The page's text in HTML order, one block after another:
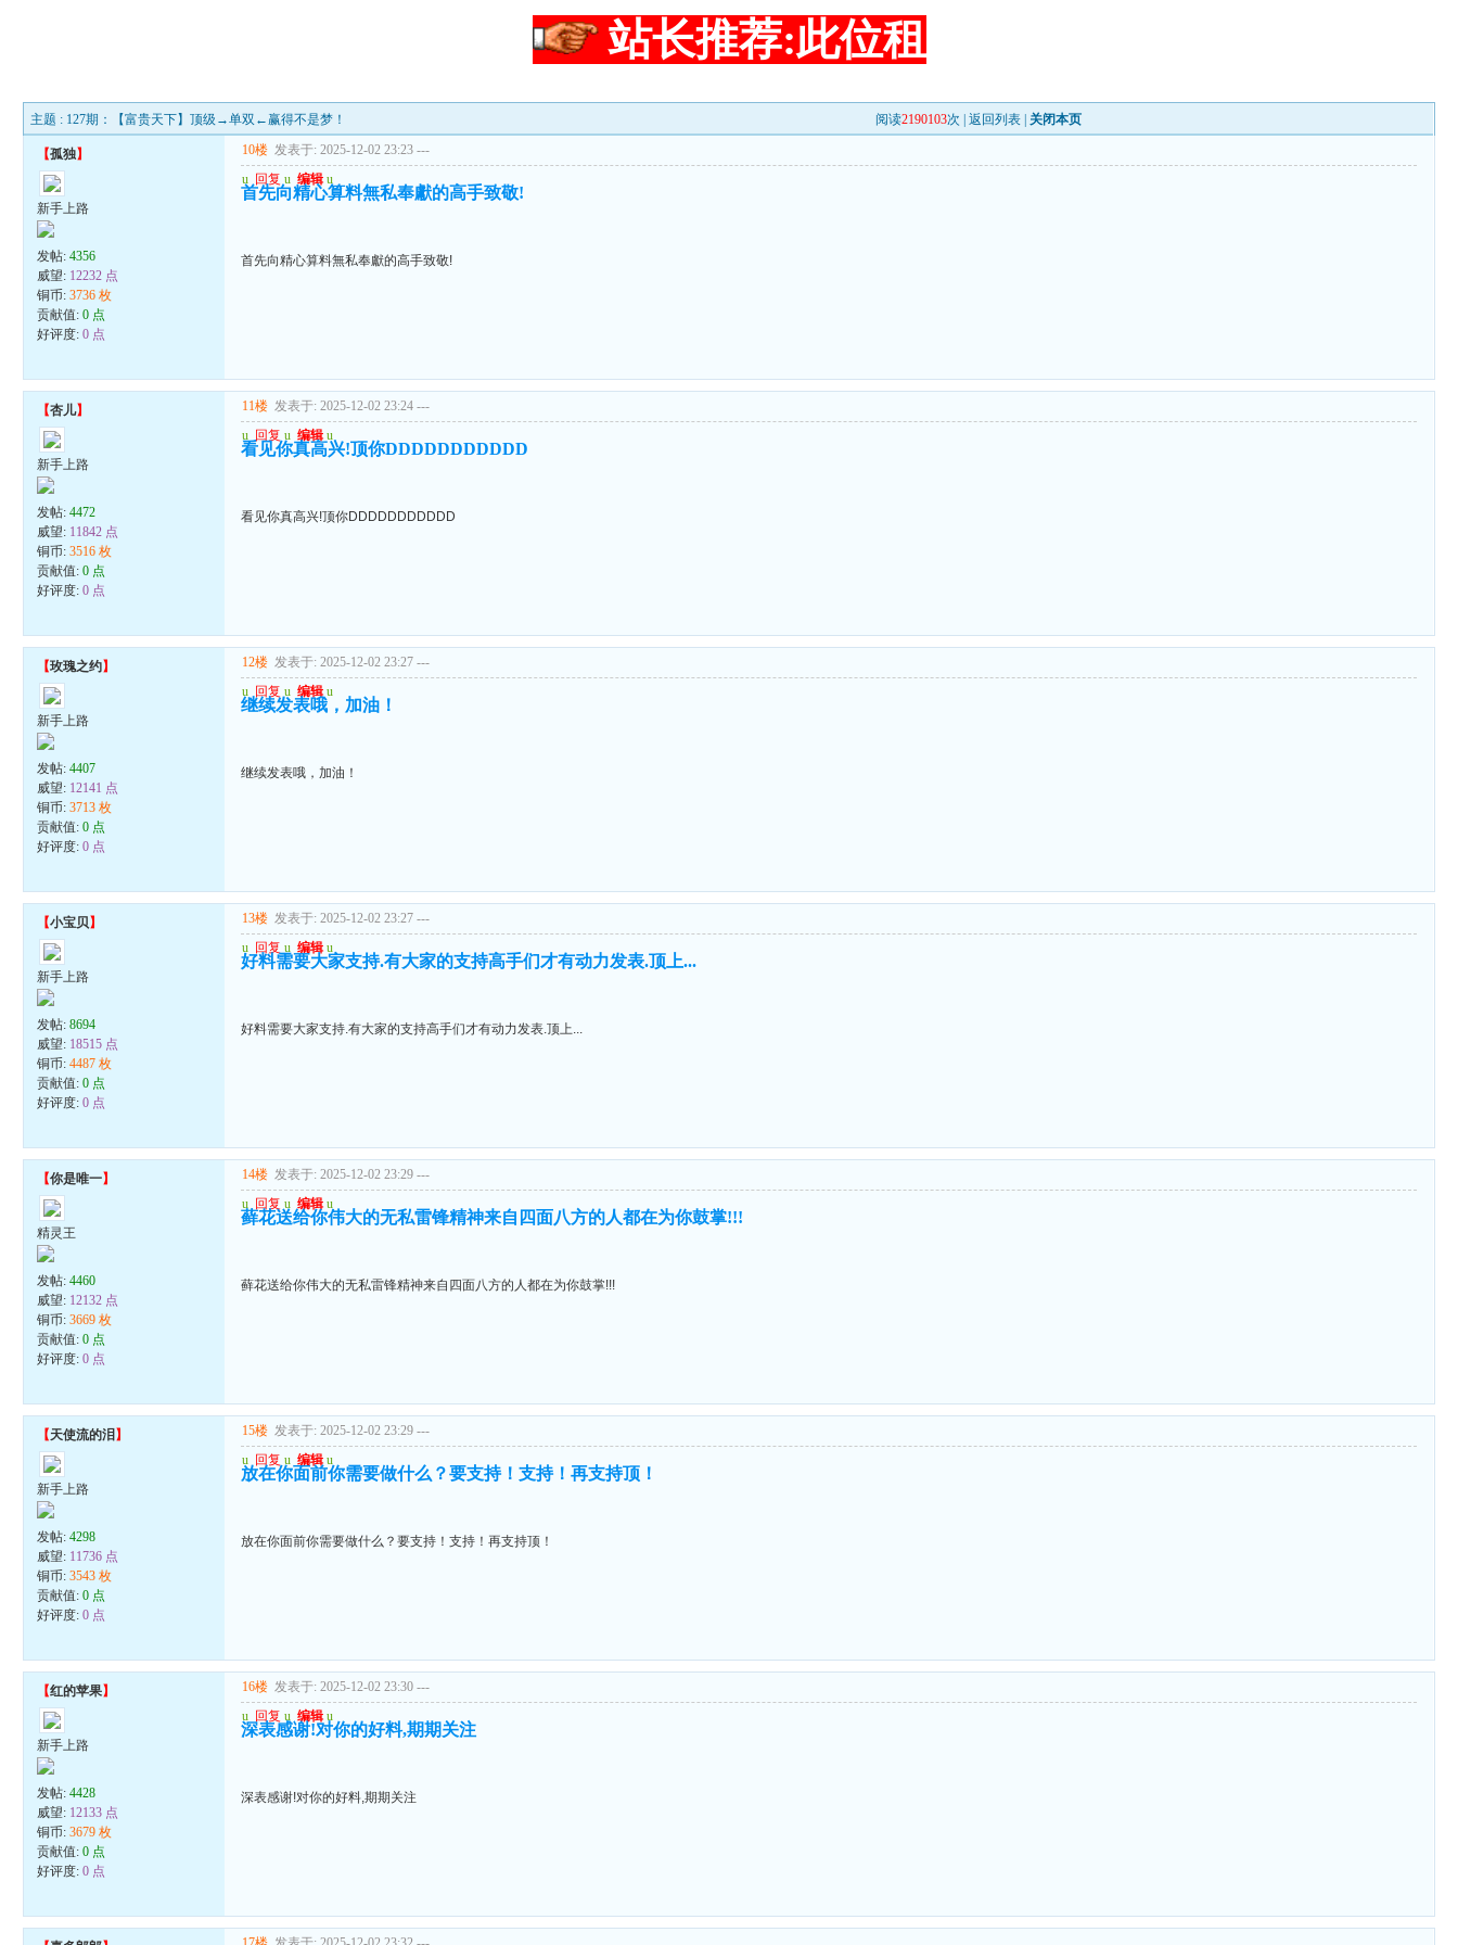
站长推荐:此位租
主题 : 127期：【富贵天下】顶级→单双←赢得不是梦！ 阅读2190103次 |返回列表 关闭本页
【孤独】
新手上路
发帖:4356
威望: 12232 点
铜币:3736 枚
贡献值:0 点
好评度:0 点
10楼 发表于: 2025-12-02 23:23 ---
u 回复 u 编辑 u
首先向精心算料無私奉獻的高手致敬!
首先向精心算料無私奉獻的高手致敬!
【杏儿】
新手上路
发帖:4472
威望: 11842 点
铜币:3516 枚
贡献值:0 点
好评度:0 点
11楼 发表于: 2025-12-02 23:24 ---
u 回复 u 编辑 u
看见你真高兴!顶你DDDDDDDDDDD
看见你真高兴!顶你DDDDDDDDDDD
【玫瑰之约】
新手上路
发帖:4407
威望: 12141 点
铜币:3713 枚
贡献值:0 点
好评度:0 点
12楼 发表于: 2025-12-02 23:27 ---
u 回复 u 编辑 u
继续发表哦，加油！
继续发表哦，加油！
【小宝贝】
新手上路
发帖:8694
威望: 18515 点
铜币:4487 枚
贡献值:0 点
好评度:0 点
13楼 发表于: 2025-12-02 23:27 ---
u 回复 u 编辑 u
好料需要大家支持.有大家的支持高手们才有动力发表.顶上...
好料需要大家支持.有大家的支持高手们才有动力发表.顶上...
【你是唯一】
精灵王
发帖:4460
威望: 12132 点
铜币:3669 枚
贡献值:0 点
好评度:0 点
14楼 发表于: 2025-12-02 23:29 ---
u 回复 u 编辑 u
藓花送给你伟大的无私雷锋精神来自四面八方的人都在为你鼓掌!!!
藓花送给你伟大的无私雷锋精神来自四面八方的人都在为你鼓掌!!!
【天使流的泪 】
新手上路
发帖:4298
威望: 11736 点
铜币:3543 枚
贡献值:0 点
好评度:0 点
15楼 发表于: 2025-12-02 23:29 ---
u 回复 u 编辑 u
放在你面前你需要做什么？要支持！支持！再支持顶！
放在你面前你需要做什么？要支持！支持！再支持顶！
【红的苹果】
新手上路
发帖:4428
威望: 12133 点
铜币:3679 枚
贡献值:0 点
好评度:0 点
16楼 发表于: 2025-12-02 23:30 ---
u 回复 u 编辑 u
深表感谢!对你的好料,期期关注
深表感谢!对你的好料,期期关注